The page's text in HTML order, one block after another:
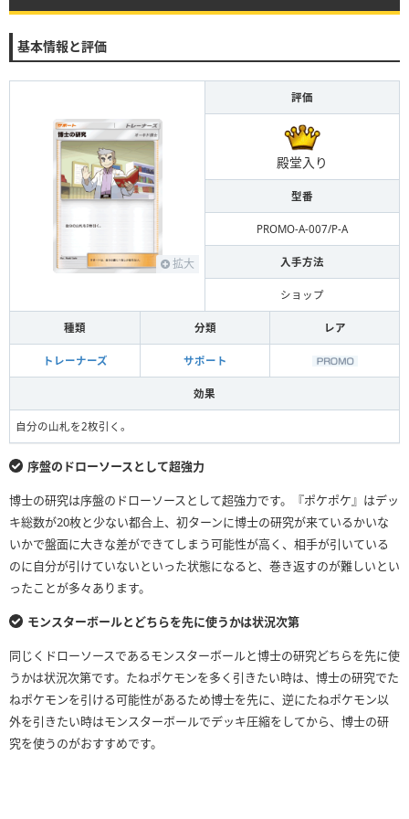
基本情報と評価
拡大
評価
殿堂入り
型番
PROMO-A-007/P-A
入手方法
ショップ
種類 分類 レア
トレーナーズ サポート
効果
自分の山札を2枚引く。
序盤のドローソースとして超強力
博士の研究は序盤のドローソースとして超強力です。『ポケポケ』はデッ
キ総数が20枚と少ない都合上、初ターンに博士の研究が来ているかいな
いかで盤面に大きな差ができてしまう可能性が高く、相手が引いている
のに自分が引けていないといった状態になると、巻き返すのが難しいとい
ったことが多々あります。
モンスターボールとどちらを先に使うかは状況次第
同じくドローソースであるモンスターボールと博士の研究どちらを先に使
うかは状況次第です。たねポケモンを多く引きたい時は、博士の研究でた
ねポケモンを引ける可能性があるため博士を先に、逆にたねポケモン以
外を引きたい時はモンスターボールでデッキ圧縮をしてから、博士の研
究を使うのがおすすめです。